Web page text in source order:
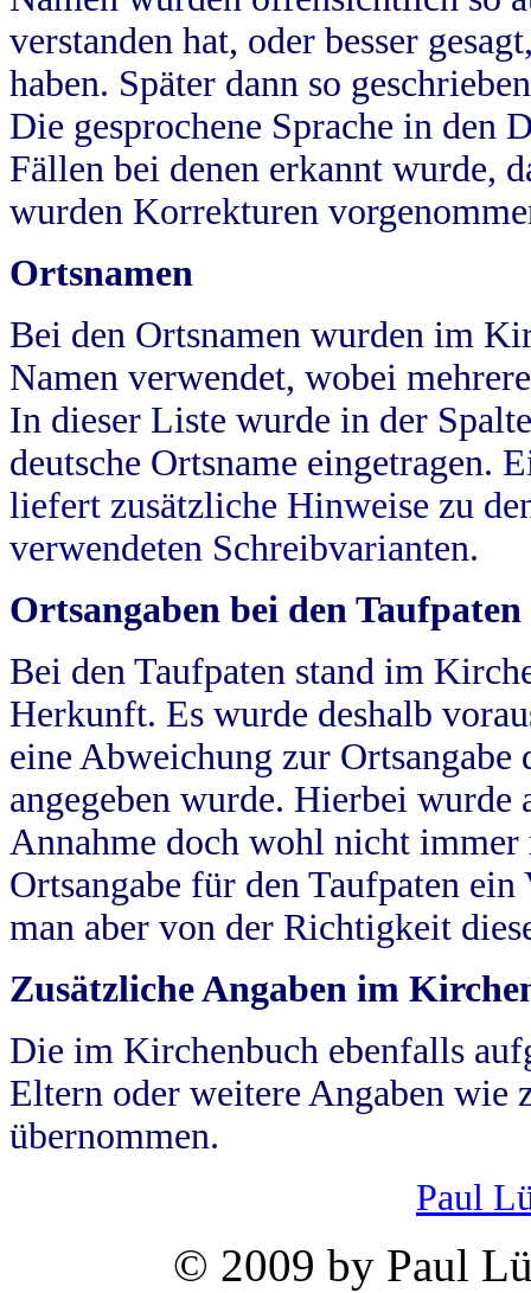
verstanden hat, oder besser
haben. Später dann so
Die gesprochene Sprache in
Fällen bei denen erkannt wurde,
wurden Korrekturen
Ortsnamen
Bei den Ortsnamen wurden im
Namen verwendet, wobei
In dieser Liste wurde in der
deutsche Ortsname eingetragen.
liefert zusätzliche Hinweise zu
verwendeten Schreibvarianten.
Ortsangaben bei den Taufpaten
Bei den Taufpaten stand im
Herkunft. Es wurde deshalb
eine Abweichung zur
angegeben wurde. Hierbei wurde
Annahme doch wohl nicht
Ortsangabe für den Taufpaten
man aber von der Richtigkeit
Zusätzliche Angaben im
Die im Kirchenbuch ebenfalls
Eltern oder weitere Angaben wie
übernommen.
Paul
© 2009 by Paul